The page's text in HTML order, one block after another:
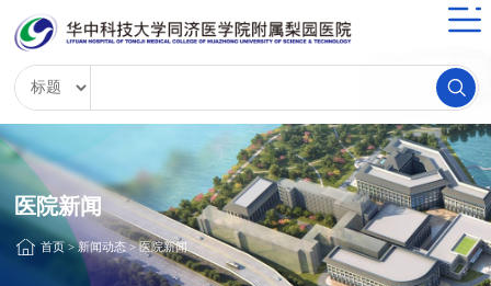
医院新闻
首页>新闻动态>医院新闻